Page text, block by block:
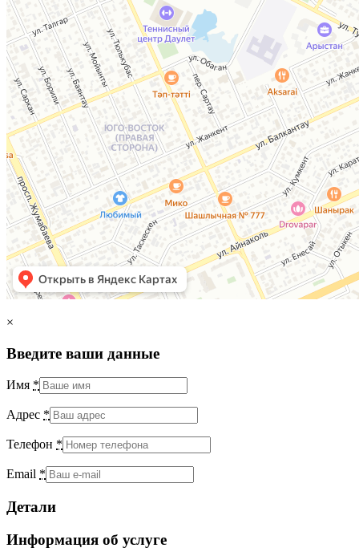
×
Введите ваши данные
Имя *
Адрес *
Телефон *
Email *
Детали
Информация об услуге